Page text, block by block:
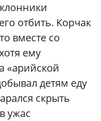
отбить. Корчак
вместе со
ему
«арийской
детям еду
скрыть
ужас